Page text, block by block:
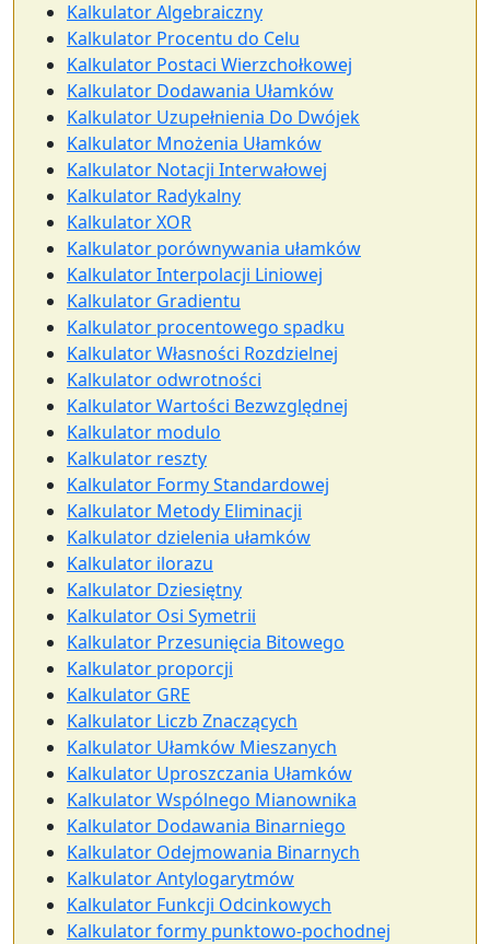
Kalkulator Algebraiczny
Kalkulator Procentu do Celu
Kalkulator Postaci Wierzchołkowej
Kalkulator Dodawania Ułamków
Kalkulator Uzupełnienia Do Dwójek
Kalkulator Mnożenia Ułamków
Kalkulator Notacji Interwałowej
Kalkulator Radykalny
Kalkulator XOR
Kalkulator porównywania ułamków
Kalkulator Interpolacji Liniowej
Kalkulator Gradientu
Kalkulator procentowego spadku
Kalkulator Własności Rozdzielnej
Kalkulator odwrotności
Kalkulator Wartości Bezwzględnej
Kalkulator modulo
Kalkulator reszty
Kalkulator Formy Standardowej
Kalkulator Metody Eliminacji
Kalkulator dzielenia ułamków
Kalkulator ilorazu
Kalkulator Dziesiętny
Kalkulator Osi Symetrii
Kalkulator Przesunięcia Bitowego
Kalkulator proporcji
Kalkulator GRE
Kalkulator Liczb Znaczących
Kalkulator Ułamków Mieszanych
Kalkulator Uproszczania Ułamków
Kalkulator Wspólnego Mianownika
Kalkulator Dodawania Binarniego
Kalkulator Odejmowania Binarnych
Kalkulator Antylogarytmów
Kalkulator Funkcji Odcinkowych
Kalkulator formy punktowo-pochodnej